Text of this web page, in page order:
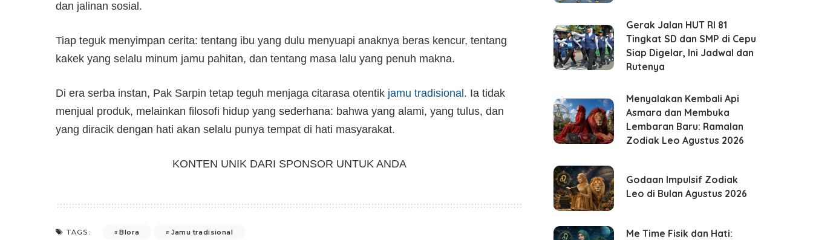
dan jalinan sosial.
Tiap teguk menyimpan cerita: tentang ibu yang dulu menyuapi anaknya beras kencur, tentang
kakek yang selalu minum jamu pahitan, dan tentang masa lalu yang penuh makna.
Di era serba instan, Pak Sarpin tetap teguh menjaga citarasa otentik jamu tradisional. Ia tidak
menjual produk, melainkan filosofi hidup yang sederhana: bahwa yang alami, yang tulus, dan
yang diracik dengan hati akan selalu punya tempat di hati masyarakat.
KONTEN UNIK DARI SPONSOR UNTUK ANDA
TAGS: Blora Jamu tradisional
Gerak Jalan HUT RI 81
Tingkat SD dan SMP di Cepu
Siap Digelar, Ini Jadwal dan
Rutenya
Menyalakan Kembali Api
Asmara dan Membuka
Lembaran Baru: Ramalan
Zodiak Leo Agustus 2026
Godaan Impulsif Zodiak
Leo di Bulan Agustus 2026
Me Time Fisik dan Hati: